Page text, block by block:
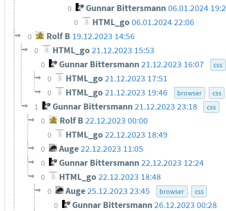
0 Gunnar Bittersmann 06.01.2024
0 HTML_go06.01.2024 22:06
0 Rolf B 19.12.2023 14:56
0 HTML_go 21.12.2023 15:53
0 Gunnar Bittersmann21.12.2023 16:07 css
0 HTML_go21.12.2023 17:51
0 HTML_go21.12.2023 19:46 browser css
1 Gunnar Bittersmann 21.12.2023 23:18 css
0 Rolf B 22.12.2023 00:00
0 HTML_go22.12.2023 18:49
0 Auge22.12.2023 11:05
0 Gunnar Bittersmann22.12.2023 12:24
0 HTML_go22.12.2023 18:48
0 Auge25.12.2023 23:45 browser css
0 Gunnar Bittersmann26.12.2023 00:28